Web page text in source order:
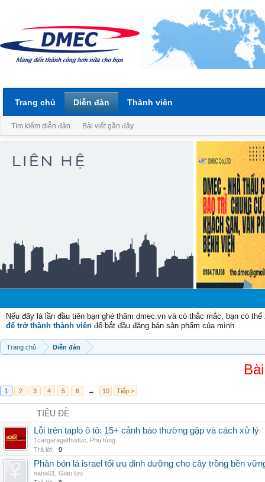
Nếu đây là lần đầu tiên bạn ghé thăm dmec.vn và có thắc mắc, bạn có
để trở thành thành viên để bắt đầu đăng bán sản phẩm của mình.
Trang chủ Diễn đàn
1 2 3 4 5 6 → 10 Tiếp >
TIÊU ĐỀ
Lỗi trên taplo ô tô: 15+ cảnh báo thường gặp và cách xử lý
1cargaragethuduc
Phụ tùng
Trả lời:
0
Phân bón lá israel tối ưu dinh dưỡng cho cây trồng bền
nana01
Giao lưu
Trang chủ Diễn đàn
Tìm kiếm diễn đàn Bài viết gần đây
Thành viên